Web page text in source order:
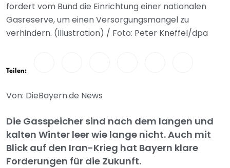
fordert vom Bund die Einrichtung einer nationalen
Gasreserve, um einen Versorgungsmangel zu
verhindern. (Illustration) / Foto: Peter Kneffel/dpa
Teilen:
Von: DieBayern.de News
Die Gasspeicher sind nach dem langen und
kalten Winter leer wie lange nicht. Auch mit
Blick auf den Iran-Krieg hat Bayern klare
Forderungen für die Zukunft.